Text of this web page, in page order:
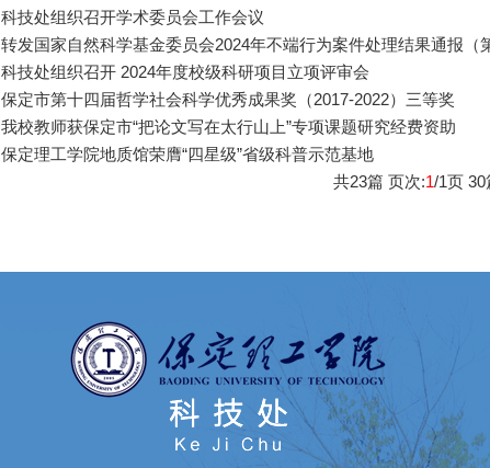
科技处组织召开学术委员会工作会议
转发国家自然科学基金委员会2024年不端行为案件处理结果通报（
科技处组织召开 2024年度校级科研项目立项评审会
保定市第十四届哲学社会科学优秀成果奖（2017-2022）三等奖
我校教师获保定市“把论文写在太行山上”专项课题研究经费资助
保定理工学院地质馆荣膺“四星级”省级科普示范基地
共23篇 页次:1/1页 30